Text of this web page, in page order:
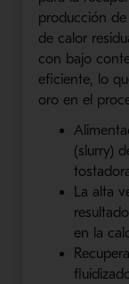
producción
de calor
con bajo
eficiente, lo
oro en el
(slurry)
La alta
en la